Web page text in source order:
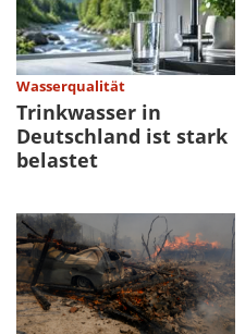
Wasserqualität
Trinkwasser in
Deutschland ist stark
belastet